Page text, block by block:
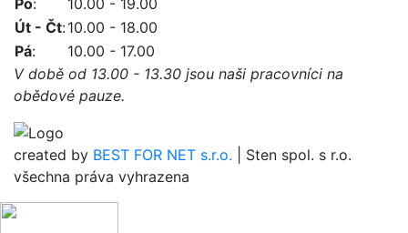
Út - Čt:10.00 - 18.00
Pá:
10.00 - 17.00
V době od 13.00 - 13.30 jsou naši pracovníci na
obědové pauze.
created by BEST FOR NET s.r.o. | Sten spol. s r.o.
všechna práva vyhrazena